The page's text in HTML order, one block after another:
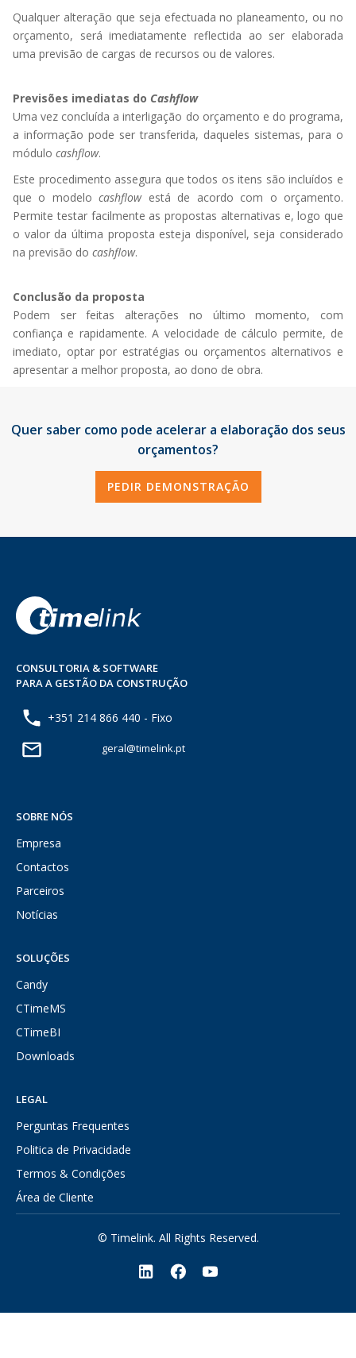
Qualquer alteração que seja efectuada no planeamento, ou no
orçamento, será imediatamente reflectida ao ser elaborada
uma previsão de cargas de recursos ou de valores.
Previsões imediatas do Cashflow
Uma vez concluída a interligação do orçamento e do programa,
a informação pode ser transferida, daqueles sistemas, para o
módulo cashflow.
Este procedimento assegura que todos os itens são incluídos e
que o modelocashflowestá de acordo com o orçamento.
Permite testar facilmente as propostas alternativas e, logo que
o valor da última proposta esteja disponível, seja considerado
na previsão do cashflow.
Conclusão da proposta
Podem ser feitas alterações no último momento, com
confiança e rapidamente. A velocidade de cálculo permite, de
imediato, optar por estratégias ou orçamentos alternativos e
apresentar a melhor proposta, ao dono de obra.
Quer saber como pode acelerar a elaboração dos seus
orçamentos?
PEDIR DEMONSTRAÇÃO
CONSULTORIA & SOFTWARE
PARA A GESTÃO DA CONSTRUÇÃO
+351 214 866 440 - Fixo
geral@timelink.pt
SOBRE NÓS
Empresa
Contactos
Parceiros
Notícias
SOLUÇÕES
Candy
CTimeMS
CTimeBI
Downloads
LEGAL
Perguntas Frequentes
Politica de Privacidade
Termos & Condições
Área de Cliente
© Timelink. All Rights Reserved.